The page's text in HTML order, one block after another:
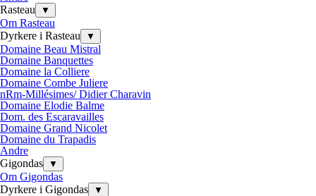
Rasteau
▼
Om Rasteau
Dyrkere i Rasteau
▼
Domaine Beau Mistral
Domaine Banquettes
Domaine la Colliere
Domaine Combe Juliere
nRm-Millésimes/ Didier Charavin
Domaine Elodie Balme
Dom. des Escaravailles
Domaine Grand Nicolet
Domaine du Trapadis
Andre
Gigondas
▼
Om Gigondas
Dyrkere i Gigondas
▼